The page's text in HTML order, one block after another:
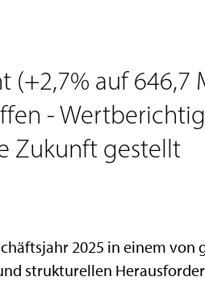
auf
-
Zukunft gestellt
2025 in einem
strukturellen